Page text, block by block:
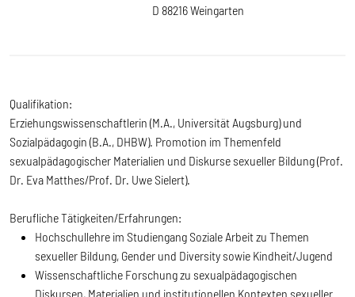
D 88216 Weingarten
Qualifikation:
Erziehungswissenschaftlerin (M.A., Universität Augsburg) und
Sozialpädagogin (B.A., DHBW). Promotion im Themenfeld
sexualpädagogischer Materialien und Diskurse sexueller Bildung (Prof.
Dr. Eva Matthes/Prof. Dr. Uwe Sielert).
Berufliche Tätigkeiten/Erfahrungen:
Hochschullehre im Studiengang Soziale Arbeit zu Themen
sexueller Bildung, Gender und Diversity sowie Kindheit/Jugend
Wissenschaftliche Forschung zu sexualpädagogischen
Diskursen, Materialien und institutionellen Kontexten sexueller